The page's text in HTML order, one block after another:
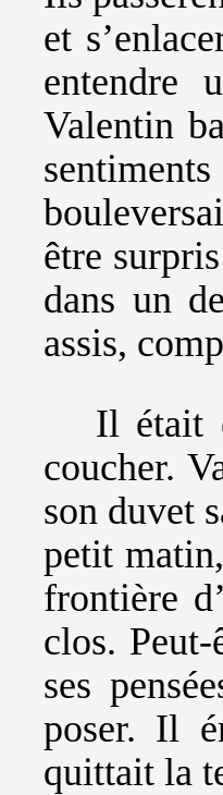
et
entendre
Valentin
être
dans un
assis,
Il était
coucher.
son duvet
petit
frontière
clos.
ses
poser. Il
quittait la